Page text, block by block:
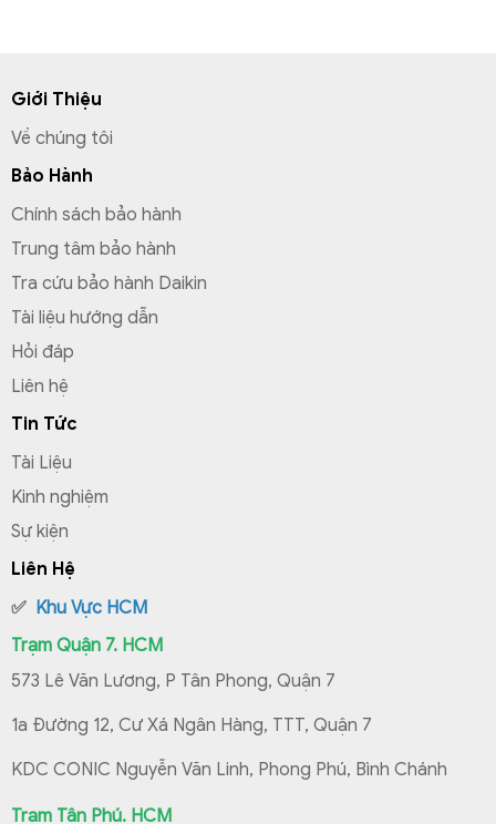
Tại Hà Nội, Trung tâm bảo
trợ sửa chữa kịp thời các
vấn đề liên quan.
Giới Thiệu
Về chúng tôi
Bảo Hành
Chính sách bảo hành
Trung tâm bảo hành
Tra cứu bảo hành Daikin
Tài liệu hướng dẫn
Hỏi đáp
Liên hệ
Tin Tức
Tài Liệu
Kinh nghiệm
Sự kiện
Liên Hệ
✅ Khu Vực HCM
Trạm Quận 7. HCM
573 Lê Văn Lương, P Tân Phong, Quận 7
1a Đường 12, Cư Xá Ngân Hàng, TTT, Quận 7
KDC CONIC Nguyễn Văn Linh, Phong Phú, Bình Chánh
Trạm Tân Phú. HCM